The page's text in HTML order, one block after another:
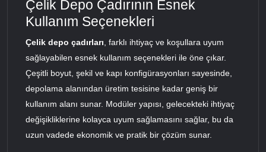
Çelik Depo Çadırının Esnek
Kullanım Seçenekleri
Çelik depo çadırları, farklı ihtiyaç ve koşullara uyum
sağlayabilen esnek kullanım seçenekleri ile öne çıkar.
Çeşitli boyut, şekil ve kapı konfigürasyonları sayesinde,
depolama alanından üretim tesisine kadar geniş bir
kullanım alanı sunar. Modüler yapısı, gelecekteki ihtiyaç
değişikliklerine kolayca uyum sağlamasını sağlar, bu da
uzun vadede ekonomik ve pratik bir çözüm sunar.